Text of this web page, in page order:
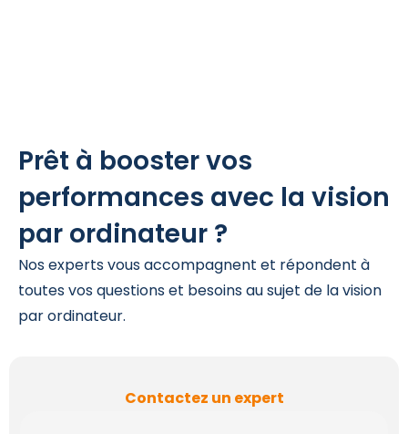
Prêt à booster vos
performances avec la vision
par ordinateur ?
Nos experts vous accompagnent et répondent à
toutes vos questions et besoins au sujet de la vision
par ordinateur.
Contactez un expert